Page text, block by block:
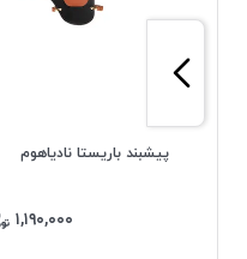
پیشبند باریستا نادیاهوم
۱,۱۹۰,۰۰۰